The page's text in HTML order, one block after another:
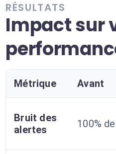
RÉSULTATS
Impact sur
Métrique Avant
Bruit des
alertes
100%